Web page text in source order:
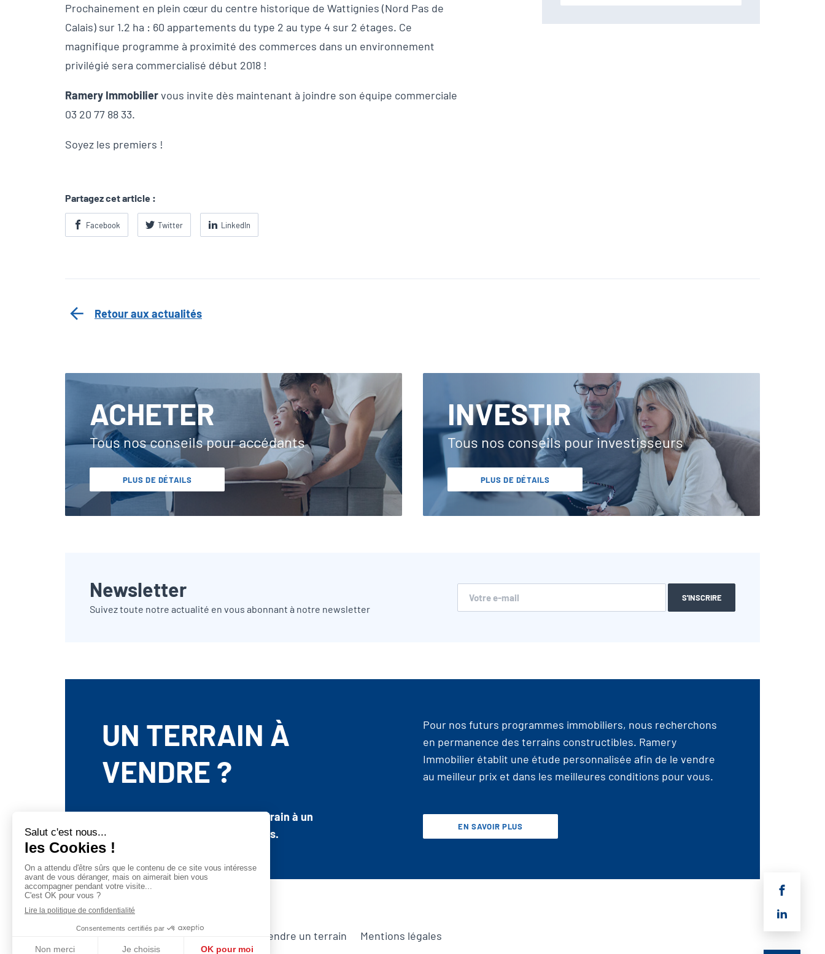
Prochainement en plein cœur du centre historique de Wattignies (Nord Pas de
Calais) sur 1.2 ha : 60 appartements du type 2 au type 4 sur 2 étages. Ce
magnifique programme à proximité des commerces dans un environnement
privilégié sera commercialisé début 2018 !
Ramery Immobiliervous invite dès maintenant à joindre son équipe commerciale
03 20 77 88 33.
Soyez les premiers !
Partagez cet article :
Facebook Twitter LinkedIn
Retour aux actualités
ACHETER
Tous nos conseils pour accédants
PLUS DE DÉTAILS
INVESTIR
Tous nos conseils pour investisseurs
PLUS DE DÉTAILS
Newsletter
Suivez toute notre actualité en vous abonnant à notre newsletter
S'INSCRIRE
UN TERRAIN À
VENDRE ?
Il est avantageux de vendre un terrain à un
promoteur immobilier comme nous.
Pour nos futurs programmes immobiliers, nous recherchons
en permanence des terrains constructibles. Ramery
Immobilier établit une étude personnalisée afin de le vendre
au meilleur prix et dans les meilleures conditions pour vous.
EN SAVOIR PLUS
Actualités Recrutement Vendre un terrain Mentions légales